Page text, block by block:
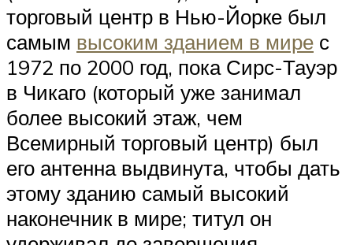
торговый центр в Нью-Йорке был
самым высоким зданием в мире с
1972 по 2000 год, пока Сирс-Тауэр
в Чикаго (который уже занимал
более высокий этаж, чем
Всемирный торговый центр) был
его антенна выдвинута, чтобы дать
этому зданию самый высокий
наконечник в мире; титул он